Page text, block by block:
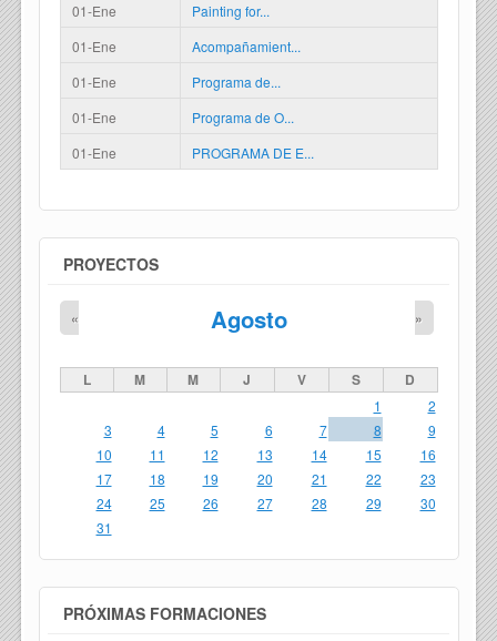
01-Ene
Painting for...
01-Ene
Acompañamient...
01-Ene
Programa de...
01-Ene
Programa de O...
01-Ene
PROGRAMA DE E...
PROYECTOS
Agosto
« »
L M M J V S D
1
2
3
4 5 6 7 8
9
10
11 12 13 14 15
16
17
18 19 20 21 22
23
24
25 26 27 28 29
30
31
PRÓXIMAS FORMACIONES